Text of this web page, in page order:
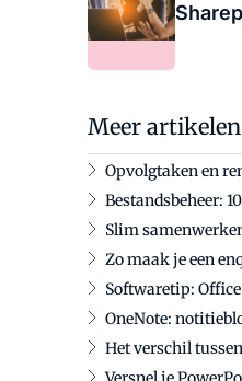
Meer artikelen
Opvolgtaken en
Bestandsbeheer:
Slim
Zo maak je een
Softwaretip:
OneNote:
Het verschil